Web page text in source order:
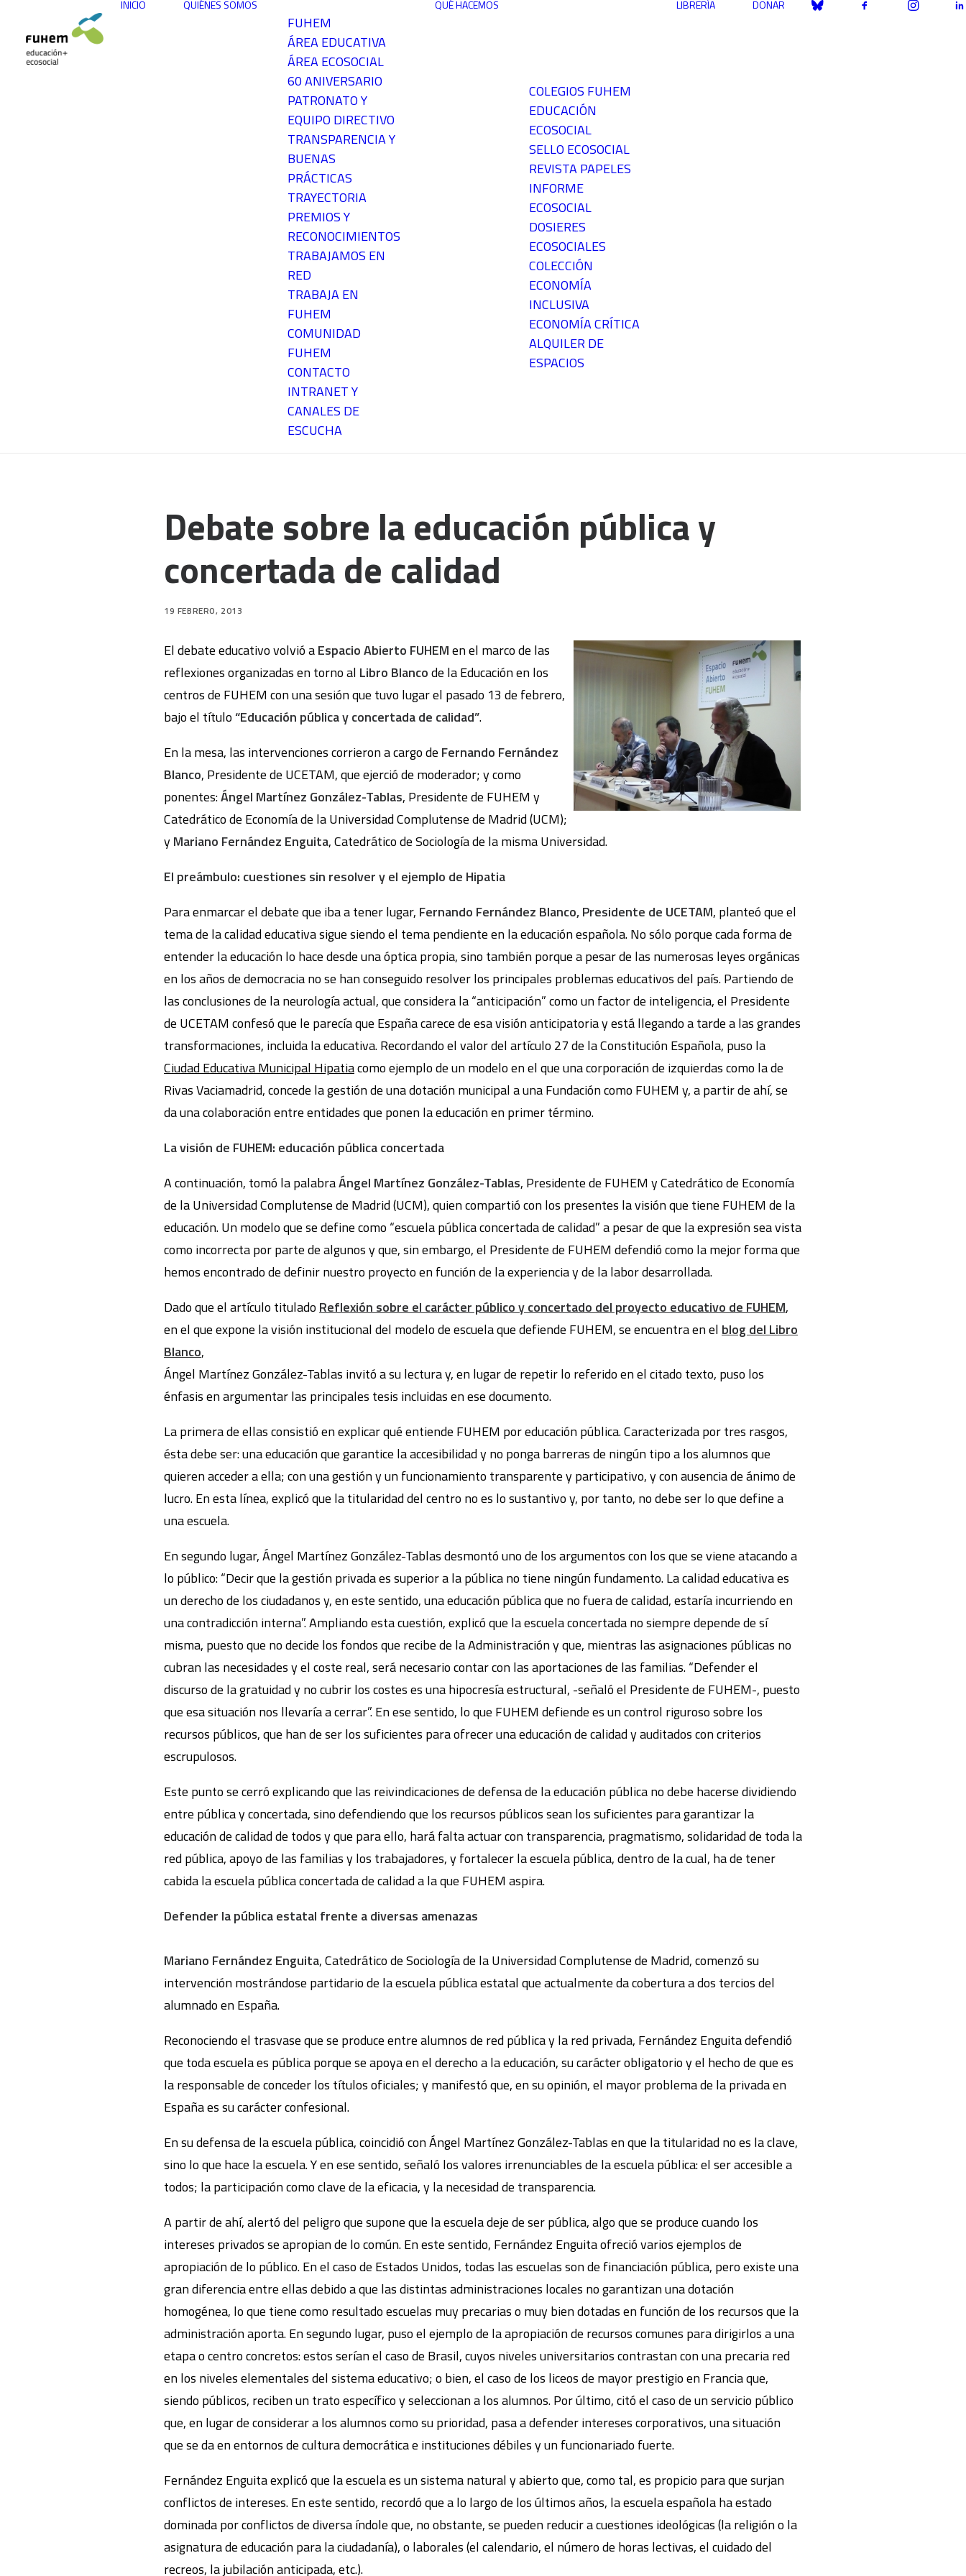
INICIO QUIÉNES SOMOS
FUHEM
ÁREA EDUCATIVA
ÁREA ECOSOCIAL
60 ANIVERSARIO
PATRONATO Y
EQUIPO DIRECTIVO
TRANSPARENCIA Y
BUENAS
PRÁCTICAS
TRAYECTORIA
PREMIOS Y
RECONOCIMIENTOS
TRABAJAMOS EN
RED
TRABAJA EN
FUHEM
COMUNIDAD
FUHEM
CONTACTO
INTRANET Y
CANALES DE
ESCUCHA
QUÉ HACEMOS
COLEGIOS FUHEM
EDUCACIÓN
ECOSOCIAL
SELLO ECOSOCIAL
REVISTA PAPELES
INFORME
ECOSOCIAL
DOSIERES
ECOSOCIALES
COLECCIÓN
ECONOMÍA
INCLUSIVA
ECONOMÍA CRÍTICA
ALQUILER DE
ESPACIOS
LIBRERÍA DONAR
Debate sobre la educación pública y
concertada de calidad
19 FEBRERO, 2013
El debate educativo volvió aEspacio Abierto FUHEMen el marco de las
reflexiones organizadas en torno al Libro Blancode la Educación en los
centros de FUHEM con una sesión que tuvo lugar el pasado 13 de febrero,
bajo el título “Educación pública y concertada de calidad”.
En la mesa, las intervenciones corrieron a cargo de Fernando Fernández
Blanco, Presidente de UCETAM, que ejerció de moderador; y como
ponentes:Ángel Martínez González-Tablas, Presidente de FUHEM y
Catedrático de Economía de la Universidad Complutense de Madrid (UCM);
yMariano Fernández Enguita, Catedrático de Sociología de la misma Universidad.
El preámbulo: cuestiones sin resolver y el ejemplo de Hipatia
Para enmarcar el debate que iba a tener lugar, Fernando Fernández Blanco, Presidente de UCETAM, planteó que el
tema de la calidad educativa sigue siendo el tema pendiente en la educación española. No sólo porque cada forma de
entender la educación lo hace desde una óptica propia, sino también porque a pesar de las numerosas leyes orgánicas
en los años de democracia no se han conseguido resolver los principales problemas educativos del país. Partiendo de
las conclusiones de la neurología actual, que considera la “anticipación” como un factor de inteligencia, el Presidente
de UCETAM confesó que le parecía que España carece de esa visión anticipatoria y está llegando a tarde a las grandes
transformaciones, incluida la educativa. Recordando el valor del artículo 27 de la Constitución Española, puso la
Ciudad Educativa Municipal Hipatiacomo ejemplo de un modelo en el que una corporación de izquierdas como la de
Rivas Vaciamadrid, concede la gestión de una dotación municipal a una Fundación como FUHEM y, a partir de ahí, se
da una colaboración entre entidades que ponen la educación en primer término.
La visión de FUHEM: educación pública concertada
A continuación, tomó la palabraÁngel Martínez González-Tablas, Presidente de FUHEM y Catedrático de Economía
de la Universidad Complutense de Madrid (UCM), quien compartió con los presentes la visión que tiene FUHEM de la
educación. Un modelo que se define como “escuela pública concertada de calidad” a pesar de que la expresión sea vista
como incorrecta por parte de algunos y que, sin embargo, el Presidente de FUHEM defendió como la mejor forma que
hemos encontrado de definir nuestro proyecto en función de la experiencia y de la labor desarrollada.
Dado que el artículo titulado Reflexión sobre el carácter público y concertado del proyecto educativo de FUHEM,
en el que expone la visión institucional del modelo de escuela que defiende FUHEM, se encuentra en el blog del Libro
Blanco,
Ángel Martínez González-Tablas invitó a su lectura y, en lugar de repetir lo referido en el citado texto, puso los
énfasis en argumentar las principales tesis incluidas en ese documento.
La primera de ellas consistió en explicar qué entiende FUHEM por educación pública. Caracterizada por tres rasgos,
ésta debe ser: una educación que garantice la accesibilidad y no ponga barreras de ningún tipo a los alumnos que
quieren acceder a ella; con una gestión y un funcionamiento transparente y participativo, y con ausencia de ánimo de
lucro. En esta línea, explicó que la titularidad del centro no es lo sustantivo y, por tanto, no debe ser lo que define a
una escuela.
En segundo lugar, Ángel Martínez González-Tablas desmontó uno de los argumentos con los que se viene atacando a
lo público: “Decir que la gestión privada es superior a la pública no tiene ningún fundamento. La calidad educativa es
un derecho de los ciudadanos y, en este sentido, una educación pública que no fuera de calidad, estaría incurriendo en
una contradicción interna”. Ampliando esta cuestión, explicó que la escuela concertada no siempre depende de sí
misma, puesto que no decide los fondos que recibe de la Administración y que, mientras las asignaciones públicas no
cubran las necesidades y el coste real, será necesario contar con las aportaciones de las familias. “Defender el
discurso de la gratuidad y no cubrir los costes es una hipocresía estructural, -señaló el Presidente de FUHEM-, puesto
que esa situación nos llevaría a cerrar”. En ese sentido, lo que FUHEM defiende es un control riguroso sobre los
recursos públicos, que han de ser los suficientes para ofrecer una educación de calidad y auditados con criterios
escrupulosos.
Este punto se cerró explicando que las reivindicaciones de defensa de la educación pública no debe hacerse dividiendo
entre pública y concertada, sino defendiendo que los recursos públicos sean los suficientes para garantizar la
educación de calidad de todos y que para ello, hará falta actuar con transparencia, pragmatismo, solidaridad de toda la
red pública, apoyo de las familias y los trabajadores, y fortalecer la escuela pública, dentro de la cual, ha de tener
cabida la escuela pública concertada de calidad a la que FUHEM aspira.
Defender la pública estatal frente a diversas amenazas
Mariano Fernández Enguita, Catedrático de Sociología de la Universidad Complutense de Madrid, comenzó su
intervención mostrándose partidario de la escuela pública estatal que actualmente da cobertura a dos tercios del
alumnado en España.
Reconociendo el trasvase que se produce entre alumnos de red pública y la red privada, Fernández Enguita defendió
que toda escuela es pública porque se apoya en el derecho a la educación, su carácter obligatorio y el hecho de que es
la responsable de conceder los títulos oficiales; y manifestó que, en su opinión, el mayor problema de la privada en
España es su carácter confesional.
En su defensa de la escuela pública, coincidió con Ángel Martínez González-Tablas en que la titularidad no es la clave,
sino lo que hace la escuela. Y en ese sentido, señaló los valores irrenunciables de la escuela pública: el ser accesible a
todos; la participación como clave de la eficacia, y la necesidad de transparencia.
A partir de ahí, alertó del peligro que supone que la escuela deje de ser pública, algo que se produce cuando los
intereses privados se apropian de lo común. En este sentido, Fernández Enguita ofreció varios ejemplos de
apropiación de lo público. En el caso de Estados Unidos, todas las escuelas son de financiación pública, pero existe una
gran diferencia entre ellas debido a que las distintas administraciones locales no garantizan una dotación
homogénea, lo que tiene como resultado escuelas muy precarias o muy bien dotadas en función de los recursos que la
administración aporta. En segundo lugar, puso el ejemplo de la apropiación de recursos comunes para dirigirlos a una
etapa o centro concretos: estos serían el caso de Brasil, cuyos niveles universitarios contrastan con una precaria red
en los niveles elementales del sistema educativo; o bien, el caso de los liceos de mayor prestigio en Francia que,
siendo públicos, reciben un trato específico y seleccionan a los alumnos. Por último, citó el caso de un servicio público
que, en lugar de considerar a los alumnos como su prioridad, pasa a defender intereses corporativos, una situación
que se da en entornos de cultura democrática e instituciones débiles y un funcionariado fuerte.
Fernández Enguita explicó que la escuela es un sistema natural y abierto que, como tal, es propicio para que surjan
conflictos de intereses. En este sentido, recordó que a lo largo de los últimos años, la escuela española ha estado
dominada por conflictos de diversa índole que, no obstante, se pueden reducir a cuestiones ideológicas (la religión o la
asignatura de educación para la ciudadanía), o laborales (el calendario, el número de horas lectivas, el cuidado del
recreos, la jubilación anticipada, etc.).